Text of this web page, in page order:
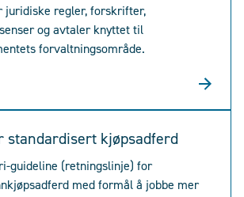
juridiske regler, forskrifter,
og avtaler knyttet til
forvaltningsområde.
standardisert kjøpsadferd
guideline (retningslinje) for
med formål å jobbe mer